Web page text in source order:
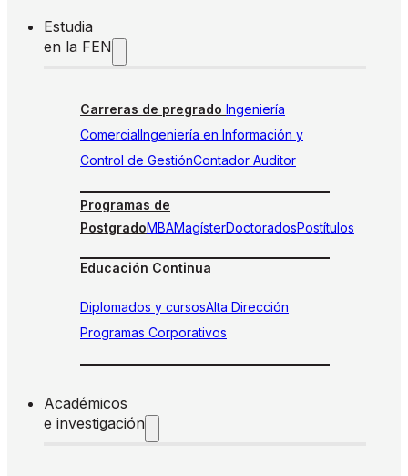
Estudia
en la FEN
Carreras de pregrado Ingeniería
ComercialIngeniería en Información y
Control de GestiónContador Auditor
Programas de
PostgradoMBAMagísterDoctoradosPostítulos
Educación Continua
Diplomados y cursosAlta Dirección
Programas Corporativos
Académicos
e investigación